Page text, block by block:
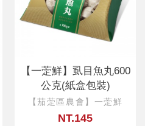
【一萣鮮】虱目魚丸600
公克(紙盒包裝)
【茄萣區農會】一萣鮮
NT.145